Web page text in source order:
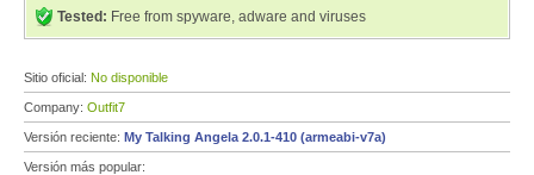
Tested: Free from spyware, adware and viruses
Sitio oficial: No disponible
Company: Outfit7
Versión reciente: My Talking Angela 2.0.1-410 (armeabi-v7a)
Versión más popular: